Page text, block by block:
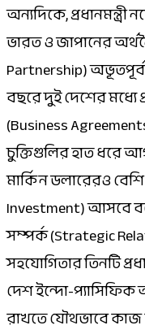
অন্যদিকে, প্রধানমন্ত্রী
ভারত ও জাপানের
Partnership)
বছরে দুই দেশের মধ্যে
(Business
চুক্তিগুলির হাত ধরে
মার্কিন ডলারেরও
Investment) আসবে
সম্পর্ক (Strategic
সহযোগিতার তিনটি
দেশ ইন্দো-প্যাসিফিক
রাখতে যৌথভাবে